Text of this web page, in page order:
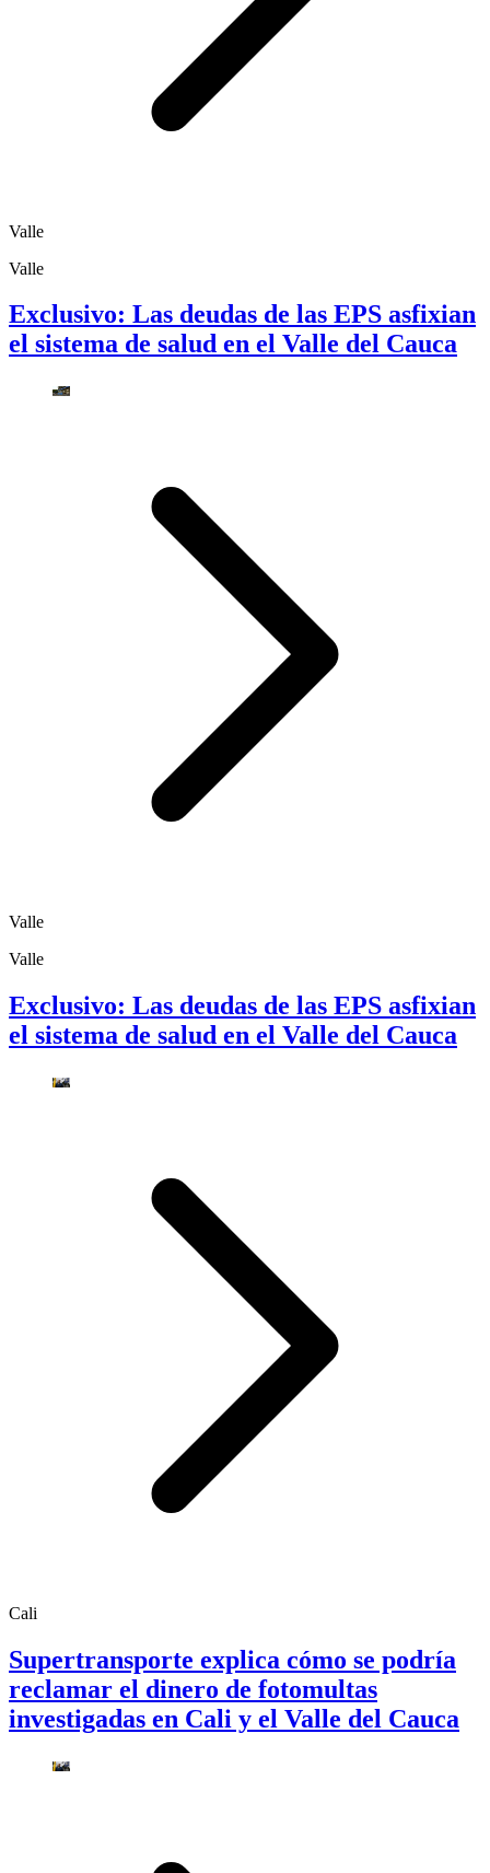
Valle
Valle
Exclusivo: Las deudas de las EPS asfixian
el sistema de salud en el Valle del Cauca
Valle
Valle
Exclusivo: Las deudas de las EPS asfixian
el sistema de salud en el Valle del Cauca
Cali
Supertransporte explica cómo se podría
reclamar el dinero de fotomultas
investigadas en Cali y el Valle del Cauca